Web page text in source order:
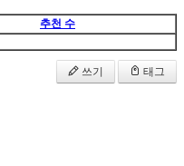
추천 수
쓰기 태그